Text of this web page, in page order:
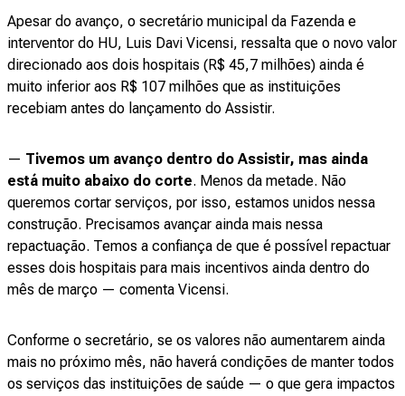
Apesar do avanço, o secretário municipal da Fazenda e
interventor do HU, Luis Davi Vicensi, ressalta que o novo valor
direcionado aos dois hospitais (R$ 45,7 milhões) ainda é
muito inferior aos R$ 107 milhões que as instituições
recebiam antes do lançamento do Assistir.
— Tivemos um avanço dentro do Assistir, mas ainda
está muito abaixo do corte. Menos da metade. Não
queremos cortar serviços, por isso, estamos unidos nessa
construção. Precisamos avançar ainda mais nessa
repactuação. Temos a confiança de que é possível repactuar
esses dois hospitais para mais incentivos ainda dentro do
mês de março — comenta Vicensi.
Conforme o secretário, se os valores não aumentarem ainda
mais no próximo mês, não haverá condições de manter todos
os serviços das instituições de saúde — o que gera impactos